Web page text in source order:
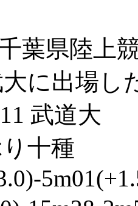
葉県陸上
大に出場し
武道大
十種